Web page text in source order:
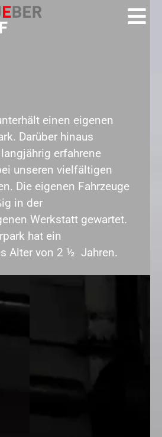
einen eigenen
Darüber hinaus
erfahrene
unseren vielfältigen
Die eigenen Fahrzeuge
in der
Werkstatt gewartet.
hat ein
Alter von 2 ½ Jahren.